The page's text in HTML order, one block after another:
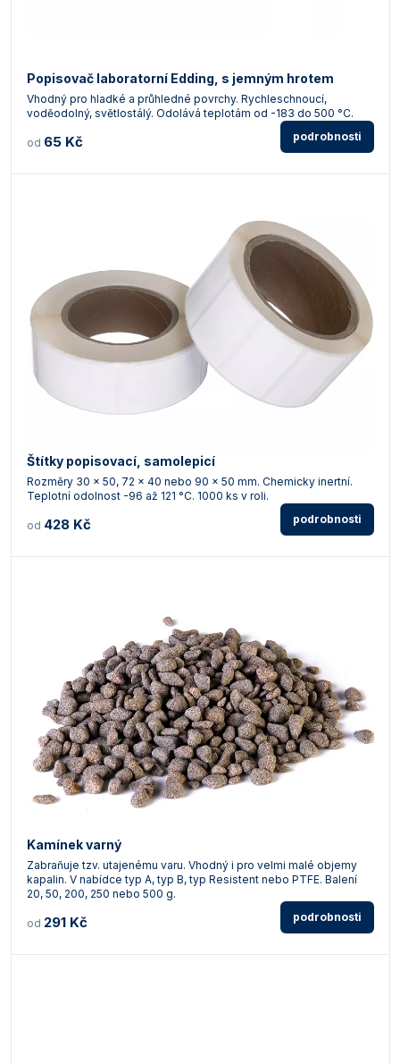
Popisovač laboratorní Edding, s jemným hrotem
Vhodný pro hladké a průhledné povrchy. Rychleschnoucí,
voděodolný, světlostálý. Odolává teplotám od -183 do 500 °C.
od 65 Kč podrobnosti
Štítky popisovací, samolepicí
Rozměry 30 x 50, 72 x 40 nebo 90 x 50 mm. Chemicky inertní.
Teplotní odolnost -96 až 121 °C. 1000 ks v roli.
od 428 Kč podrobnosti
Kamínek varný
Zabraňuje tzv. utajenému varu. Vhodný i pro velmi malé objemy
kapalin. V nabídce typ A, typ B, typ Resistent nebo PTFE. Balení
20, 50, 200, 250 nebo 500 g.
od 291 Kč podrobnosti